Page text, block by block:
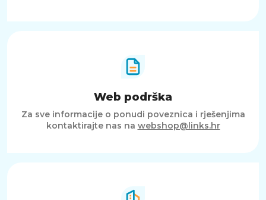
Web podrška
Za sve informacije o ponudi poveznica i rješenjima
kontaktirajte nas na webshop@links.hr